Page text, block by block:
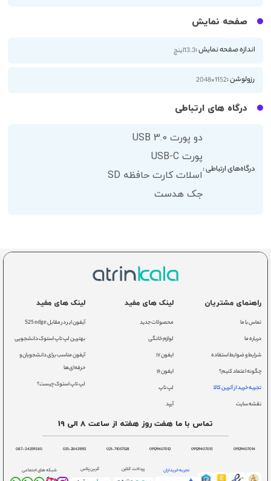
صفحه نمایش
اندازه صفحه نمایش :13.3اینچ
رزولوشن :1152×2048
درگاه های ارتباطی
درگاه‌های ارتباطی :
دو پورت USB 3.0
پورت USB-C
اسلات کارت حافظه SD
جک هدست
راهنمای مشتریان
تماس با ما
درباره ما
شرایط و ضوابط استفاده
چگونه اعتماد کنیم؟
تجربه خرید از آترین کالا
نقشه سایت
لینک های مفید
محصولات جدید
لوازم خانگی
ایفون ۱۷
ایفون ۱۶
لپ تاپ
آیپد
لینک های مفید
آیفون ایر در مقابل S25 edge
بهترین لپ تاپ استوک دانشجویی
آیفون مناسب برای دانشجویان و
حرفه‌ای‌ها
لپ تاپ استوک چیست؟
تماس با ما هفت روز هفته از ساعت 8 الی 19
09129407014
09129407013
09129407012
021-71057528
021-28421592
087-34259380
تجربه خریداران پرداخت آنلاین آترین پلاس شبکه های اجتماعی